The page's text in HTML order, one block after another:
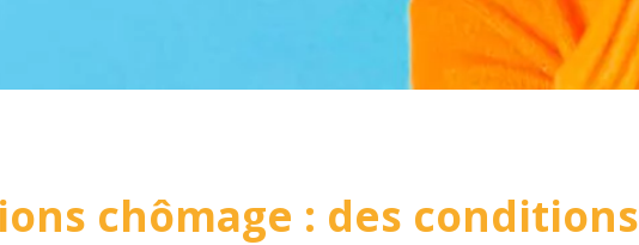
chômage : des conditions